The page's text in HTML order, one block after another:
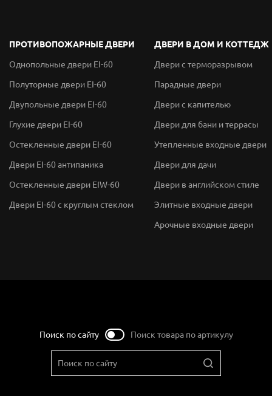
ПРОТИВОПОЖАРНЫЕ ДВЕРИ
Однопольные двери EI-60
Полуторные двери EI-60
Двупольные двери EI-60
Глухие двери EI-60
Остекленные двери EI-60
Двери EI-60 антипаника
Остекленные двери EIW-60
Двери EI-60 с круглым стеклом
ДВЕРИ В ДОМ И КОТТЕДЖ
Двери с терморазрывом
Парадные двери
Двери с капителью
Двери для бани и террасы
Утепленные входные двери
Двери для дачи
Двери в английском стиле
Элитные входные двери
Арочные входные двери
Поиск по сайту Поиск товара по артикулу